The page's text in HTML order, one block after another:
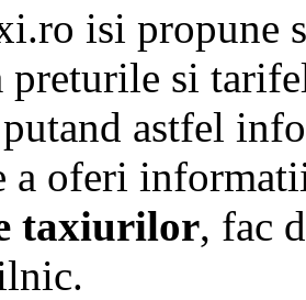
isi propune
preturile si
putand astfel
a oferi
taxiurilor, fac